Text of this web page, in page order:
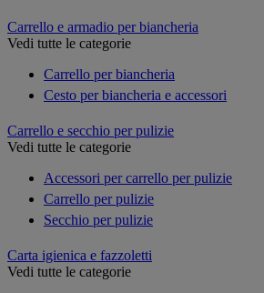
Carrello e armadio per biancheria
Vedi tutte le categorie
Carrello per biancheria
Cesto per biancheria e accessori
Carrello e secchio per pulizie
Vedi tutte le categorie
Accessori per carrello per pulizie
Carrello per pulizie
Secchio per pulizie
Carta igienica e fazzoletti
Vedi tutte le categorie